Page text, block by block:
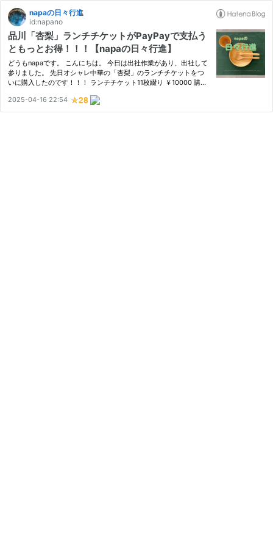
napaの日々行進
id:napano
品川「杏梨」ランチチケットがPayPayで支払う
ともっとお得！！！【napaの日々行進】
どうもnapaです。 こんにちは。 今日は出社作業があり、出社して
参りました。 先日オシャレ中華の「杏梨」のランチチケットをつ
いに購入したのです！！！ ランチチケット11枚綴り ￥10000 購入
には5か月有効と書いてありました） ランチに使えるチケットな
の…
2025-04-16 22:54